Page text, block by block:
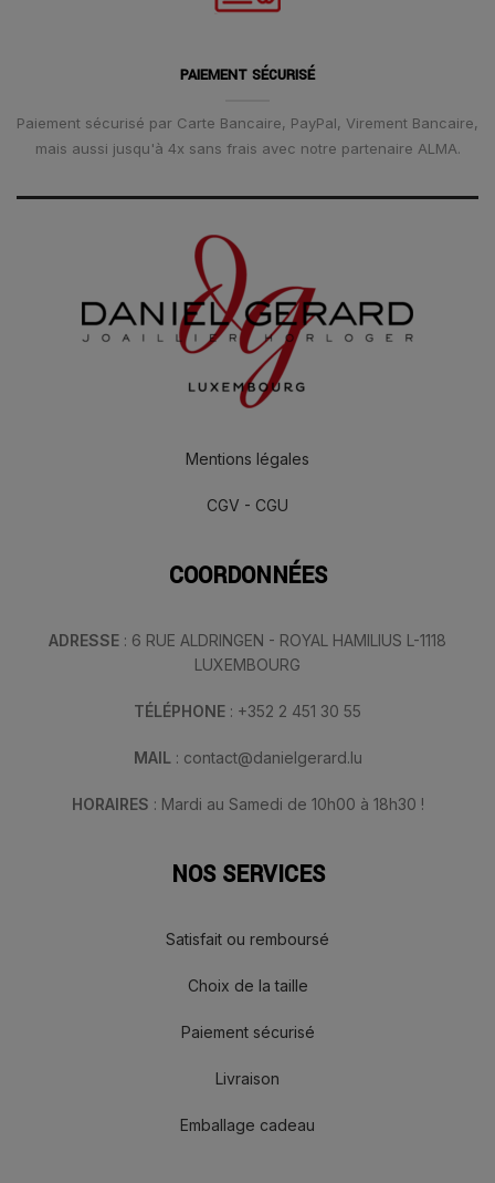
PAIEMENT SÉCURISÉ
Paiement sécurisé par Carte Bancaire, PayPal, Virement Bancaire,
mais aussi jusqu'à 4x sans frais avec notre partenaire ALMA.
Mentions légales
CGV - CGU
COORDONNÉES
ADRESSE : 6 RUE ALDRINGEN - ROYAL HAMILIUS L-1118
LUXEMBOURG
TÉLÉPHONE : +352 2 451 30 55
MAIL : contact@danielgerard.lu
HORAIRES : Mardi au Samedi de 10h00 à 18h30 !
NOS SERVICES
Satisfait ou remboursé
Choix de la taille
Paiement sécurisé
Livraison
Emballage cadeau